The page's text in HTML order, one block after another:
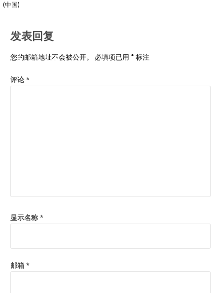
(中国)
发表回复
您的邮箱地址不会被公开。 必填项已用 * 标注
评论 *
显示名称 *
邮箱 *